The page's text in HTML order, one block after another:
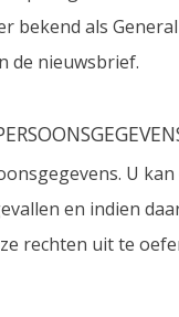
bekend als
de nieuwsbrief.
U
en indien
rechten uit te